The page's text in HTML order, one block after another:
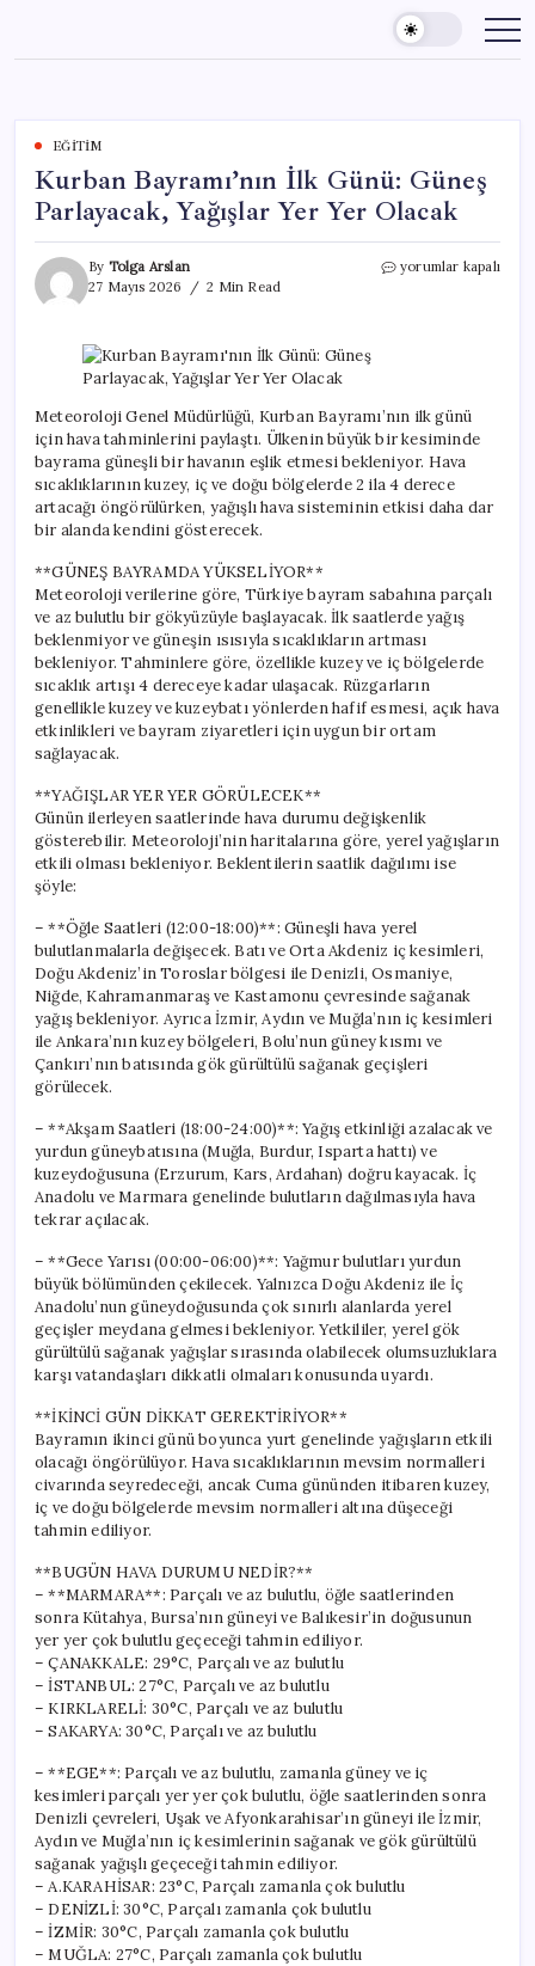
content
EĞITIM
Kurban Bayramı’nın İlk Günü: Güneş
Parlayacak, Yağışlar Yer Yer Olacak
By Tolga Arslan
27 Mayıs 2026
2 Min Read
Kurban
Yer
Yer
Olacak
için
yorumlar kapalı
Meteoroloji Genel Müdürlüğü, Kurban Bayramı’nın ilk günü
için hava tahminlerini paylaştı. Ülkenin büyük bir kesiminde
bayrama güneşli bir havanın eşlik etmesi bekleniyor. Hava
sıcaklıklarının kuzey, iç ve doğu bölgelerde 2 ila 4 derece
artacağı öngörülürken, yağışlı hava sisteminin etkisi daha dar
bir alanda kendini gösterecek.
**GÜNEŞ BAYRAMDA YÜKSELİYOR**
Meteoroloji verilerine göre, Türkiye bayram sabahına parçalı
ve az bulutlu bir gökyüzüyle başlayacak. İlk saatlerde yağış
beklenmiyor ve güneşin ısısıyla sıcaklıkların artması
bekleniyor. Tahminlere göre, özellikle kuzey ve iç bölgelerde
sıcaklık artışı 4 dereceye kadar ulaşacak. Rüzgarların
genellikle kuzey ve kuzeybatı yönlerden hafif esmesi, açık hava
etkinlikleri ve bayram ziyaretleri için uygun bir ortam
sağlayacak.
**YAĞIŞLAR YER YER GÖRÜLECEK**
Günün ilerleyen saatlerinde hava durumu değişkenlik
gösterebilir. Meteoroloji’nin haritalarına göre, yerel yağışların
etkili olması bekleniyor. Beklentilerin saatlik dağılımı ise
şöyle:
– **Öğle Saatleri (12:00-18:00)**: Güneşli hava yerel
bulutlanmalarla değişecek. Batı ve Orta Akdeniz iç kesimleri,
Doğu Akdeniz’in Toroslar bölgesi ile Denizli, Osmaniye,
Niğde, Kahramanmaraş ve Kastamonu çevresinde sağanak
yağış bekleniyor. Ayrıca İzmir, Aydın ve Muğla’nın iç kesimleri
ile Ankara’nın kuzey bölgeleri, Bolu’nun güney kısmı ve
Çankırı’nın batısında gök gürültülü sağanak geçişleri
görülecek.
– **Akşam Saatleri (18:00-24:00)**: Yağış etkinliği azalacak ve
yurdun güneybatısına (Muğla, Burdur, Isparta hattı) ve
kuzeydoğusuna (Erzurum, Kars, Ardahan) doğru kayacak. İç
Anadolu ve Marmara genelinde bulutların dağılmasıyla hava
tekrar açılacak.
– **Gece Yarısı (00:00-06:00)**: Yağmur bulutları yurdun
büyük bölümünden çekilecek. Yalnızca Doğu Akdeniz ile İç
Anadolu’nun güneydoğusunda çok sınırlı alanlarda yerel
geçişler meydana gelmesi bekleniyor. Yetkililer, yerel gök
gürültülü sağanak yağışlar sırasında olabilecek olumsuzluklara
karşı vatandaşları dikkatli olmaları konusunda uyardı.
**İKİNCİ GÜN DİKKAT GEREKTİRİYOR**
Bayramın ikinci günü boyunca yurt genelinde yağışların etkili
olacağı öngörülüyor. Hava sıcaklıklarının mevsim normalleri
civarında seyredeceği, ancak Cuma gününden itibaren kuzey,
iç ve doğu bölgelerde mevsim normalleri altına düşeceği
tahmin ediliyor.
**BUGÜN HAVA DURUMU NEDİR?**
– **MARMARA**: Parçalı ve az bulutlu, öğle saatlerinden
sonra Kütahya, Bursa’nın güneyi ve Balıkesir’in doğusunun
yer yer çok bulutlu geçeceği tahmin ediliyor.
– ÇANAKKALE: 29°C, Parçalı ve az bulutlu
– İSTANBUL: 27°C, Parçalı ve az bulutlu
– KIRKLARELİ: 30°C, Parçalı ve az bulutlu
– SAKARYA: 30°C, Parçalı ve az bulutlu
– **EGE**: Parçalı ve az bulutlu, zamanla güney ve iç
kesimleri parçalı yer yer çok bulutlu, öğle saatlerinden sonra
Denizli çevreleri, Uşak ve Afyonkarahisar’ın güneyi ile İzmir,
Aydın ve Muğla’nın iç kesimlerinin sağanak ve gök gürültülü
sağanak yağışlı geçeceği tahmin ediliyor.
– A.KARAHİSAR: 23°C, Parçalı zamanla çok bulutlu
– DENİZLİ: 30°C, Parçalı zamanla çok bulutlu
– İZMİR: 30°C, Parçalı zamanla çok bulutlu
– MUĞLA: 27°C, Parçalı zamanla çok bulutlu